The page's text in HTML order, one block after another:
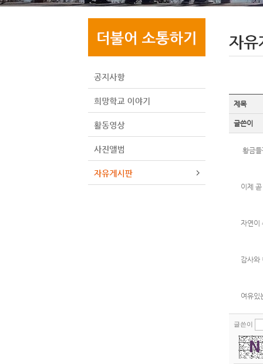
제목
글쓴이
황금
이제
자연이
감사와
여유있
글쓴이